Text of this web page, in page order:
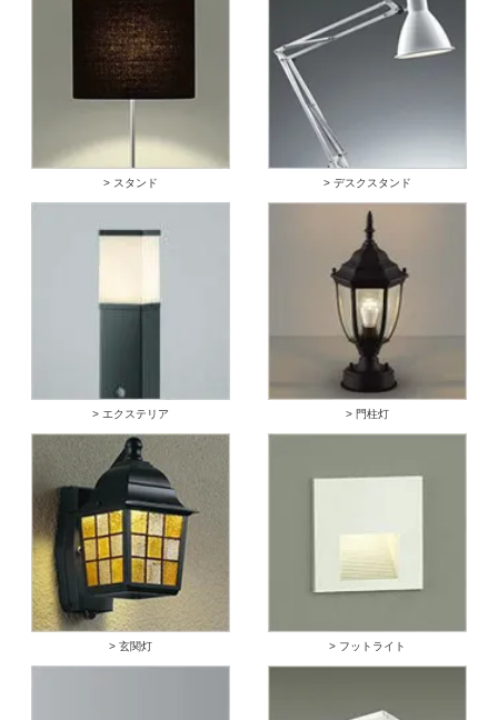
> スタンド > デスクスタンド
> エクステリア > 門柱灯
> 玄関灯 > フットライト